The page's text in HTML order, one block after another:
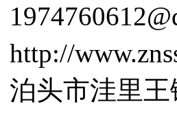
http://
泊头市洼里